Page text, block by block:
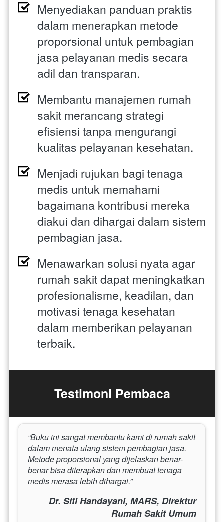
Menyediakan panduan praktis
dalam menerapkan metode
proporsional untuk pembagian
jasa pelayanan medis secara
adil dan transparan.
Membantu manajemen rumah
sakit merancang strategi
efisiensi tanpa mengurangi
kualitas pelayanan kesehatan.
Menjadi rujukan bagi tenaga
medis untuk memahami
bagaimana kontribusi mereka
diakui dan dihargai dalam sistem
pembagian jasa.
Menawarkan solusi nyata agar
rumah sakit dapat meningkatkan
profesionalisme, keadilan, dan
motivasi tenaga kesehatan
dalam memberikan pelayanan
terbaik.
Testimoni Pembaca
“Buku ini sangat membantu kami di rumah sakit
dalam menata ulang sistem pembagian jasa.
Metode proporsional yang dijelaskan benar-
benar bisa diterapkan dan membuat tenaga
medis merasa lebih dihargai.”
Dr. Siti Handayani, MARS, Direktur
Rumah Sakit Umum